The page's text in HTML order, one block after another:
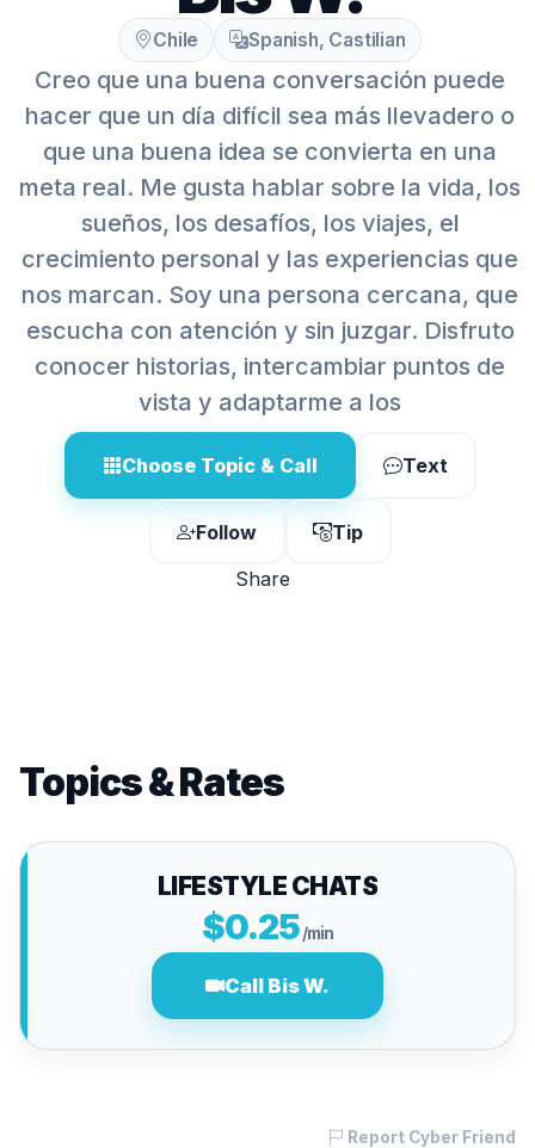
Chile Spanish, Castilian
Creo que una buena conversación puede
hacer que un día difícil sea más llevadero o
que una buena idea se convierta en una
meta real. Me gusta hablar sobre la vida, los
sueños, los desafíos, los viajes, el
crecimiento personal y las experiencias que
nos marcan. Soy una persona cercana, que
escucha con atención y sin juzgar. Disfruto
conocer historias, intercambiar puntos de
vista y adaptarme a los
Choose Topic & Call Text
Follow
Tip
Share
Topics & Rates
LIFESTYLE CHATS
$0.25/min
Call Bis W.
Report Cyber Friend